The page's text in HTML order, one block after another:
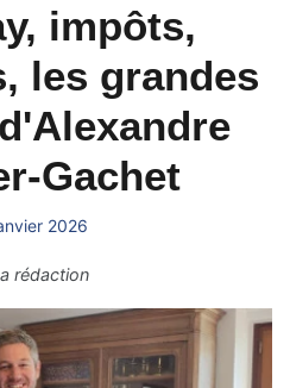
impôts,
les grandes
Gachet
2026
rédaction